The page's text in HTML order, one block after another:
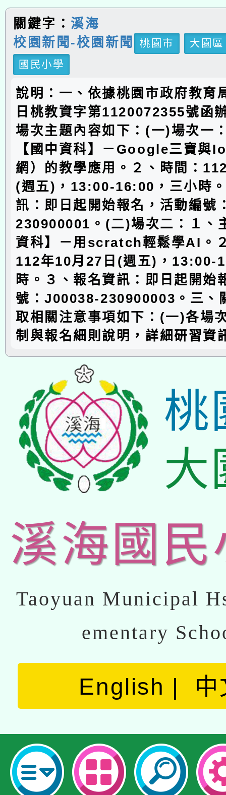
關鍵字： 溪海
校園新聞-校園新聞
桃園市
大園區
國民小學
說明：一、依據桃園市政府教育
日桃教資字第1120072355號函
場次主題內容如下：(一)場次一
【國中資科】－Google三寶與
網）的教學應用。２、時間：
(週五)，13:00-16:00，三小時
訊：即日起開始報名，活動編號
230900001。(二)場次二：１、
資科】－用scratch輕鬆學AI。
112年10月27日(週五)，13:00-
時。３、報名資訊：即日起開始
號：J00038-230900003。三、
取相關注意事項如下：(一)各場
制與報名細則說明，詳細研習資
桃
大
溪海國民
Taoyuan Municipal
ementary
English 中